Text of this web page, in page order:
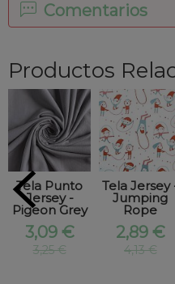
Comentarios
Productos
Tela Punto
Jersey -
Pigeon Grey
3,09 €
3,25 €
Tela Jersey
Jumping
Rope
2,89 €
4,13 €